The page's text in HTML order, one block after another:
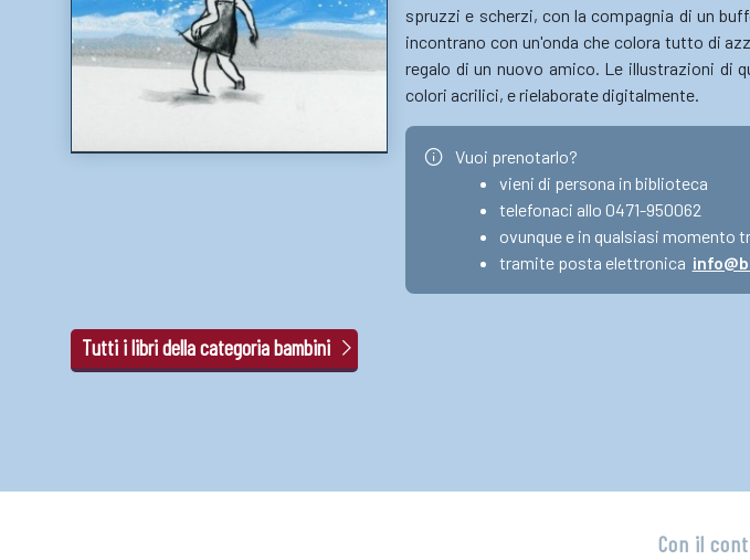
spruzzi e scherzi, con la compagnia di un
incontrano con un'onda che colora tutto di
regalo di un nuovo amico. Le illustrazioni di
colori acrilici, e rielaborate digitalmente.
Vuoi prenotarlo?
vieni di persona in biblioteca
telefonaci allo 0471-950062
ovunque e in qualsiasi momento
tramite posta elettronica
Tutti i libri della categoria bambini
Con il